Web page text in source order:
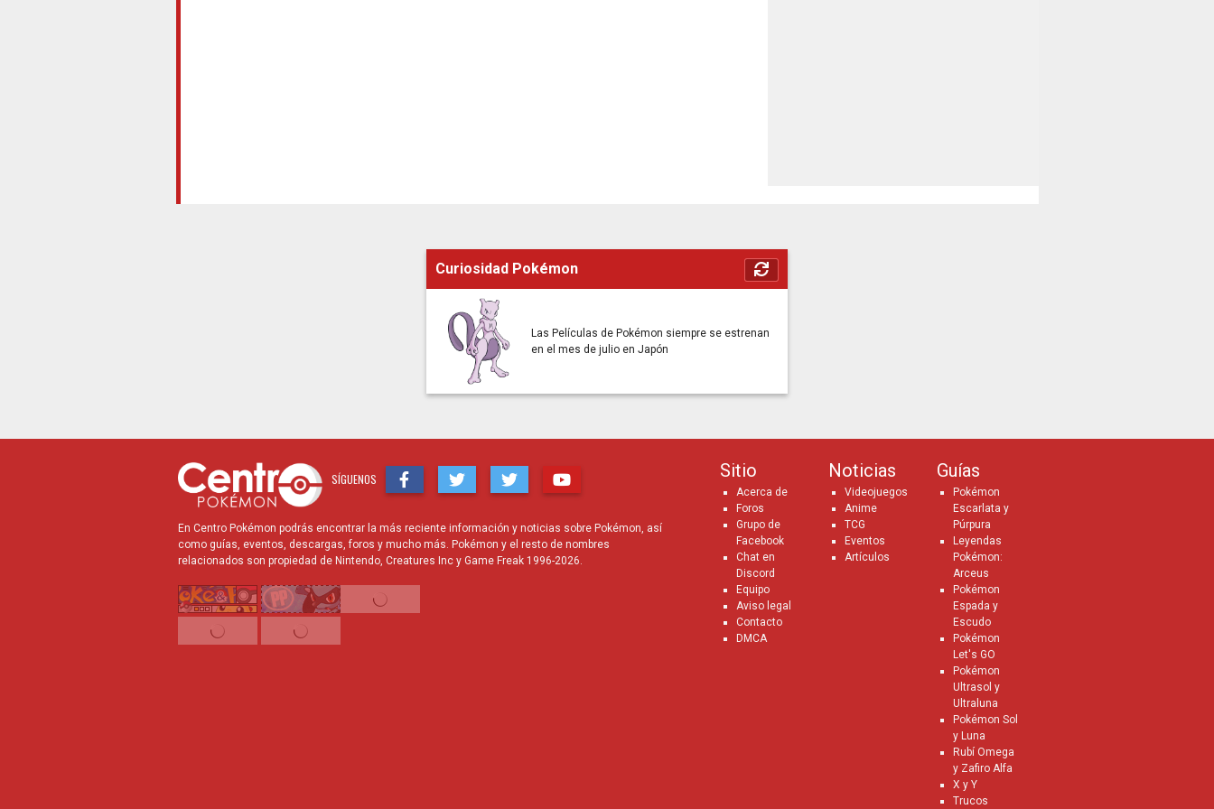
Curiosidad Pokémon
Las Películas de Pokémon siempre se estrenan
en el mes de julio en Japón
SÍGUENOS
En Centro Pokémon podrás encontrar la más reciente información y noticias sobre Pokémon, así
como guías, eventos, descargas, foros y mucho más. Pokémon y el resto de nombres
relacionados son propiedad de Nintendo, Creatures Inc y Game Freak 1996-2026.
Sitio
Acerca de
Foros
Grupo de
Facebook
Chat en
Discord
Equipo
Aviso legal
Contacto
DMCA
Noticias
Videojuegos
Anime
TCG
Eventos
Artículos
Guías
Pokémon
Escarlata y
Púrpura
Leyendas
Pokémon:
Arceus
Pokémon
Espada y
Escudo
Pokémon
Let's GO
Pokémon
Ultrasol y
Ultraluna
Pokémon Sol
y Luna
Rubí Omega
y Zafiro Alfa
X y Y
Trucos